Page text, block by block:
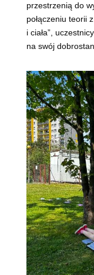
przestrzenią do
połączeniu teorii
i ciała”,
na swój dobrostan.